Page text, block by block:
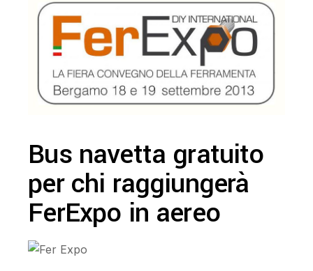
Bus navetta gratuito
per chi raggiungerà
FerExpo in aereo